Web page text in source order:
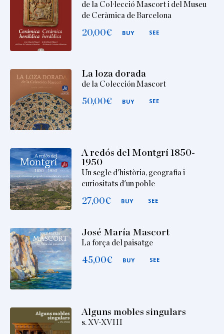
de la Col·lecció Mascort i del Museu
de Ceràmica de Barcelona
20,00€ BUY SEE
La loza dorada
de la Colección Mascort
50,00€ BUY SEE
A redós del Montgrí 1850-
1950
Un segle d'història, geografia i
curiositats d'un poble
27,00€ BUY SEE
José María Mascort
La força del paisatge
45,00€ BUY SEE
Alguns mobles singulars
s. XV-XVIII